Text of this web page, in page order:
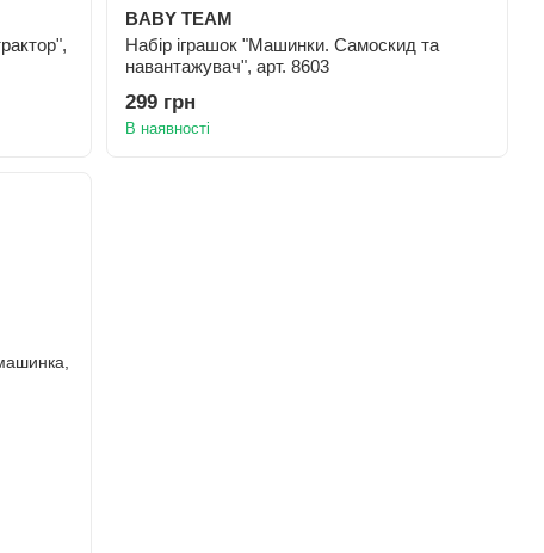
BABY TEAM
Набір іграшок "Машинки. Самоскид та
навантажувач", арт. 8603
299 грн
В наявності